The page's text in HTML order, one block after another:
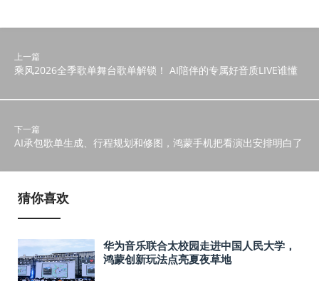
上一篇
乘风2026全季歌单舞台歌单解锁！ AI陪伴的专属好音质LIVE谁懂
下一篇
AI承包歌单生成、行程规划和修图，鸿蒙手机把看演出安排明白了
猜你喜欢
华为音乐联合太校园走进中国人民大学，
鸿蒙创新玩法点亮夏夜草地